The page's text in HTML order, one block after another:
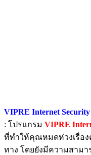
VIPRE Internet
: โปรแกรม VIPRE
ที่ทำให้คุณหมดห่วงเรื่อ
ทาง โดยยังมีความสาม